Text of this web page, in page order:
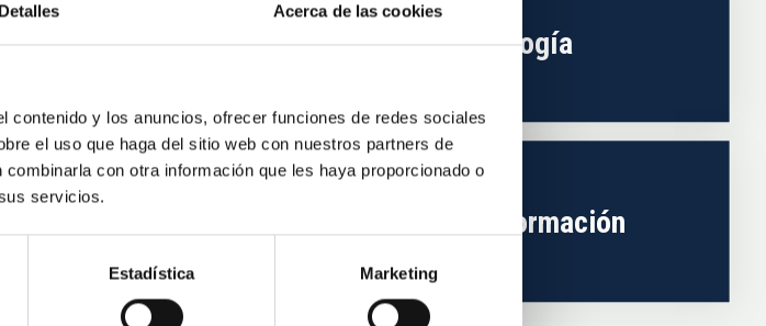
Detalles Acerca de las cookies
y los anuncios, ofrecer funciones de redes sociales
el uso que haga del sitio web con nuestros partners de
con otra información que les haya proporcionado o
servicios.
Estadística Marketing
Tecnología
Empleo y formación